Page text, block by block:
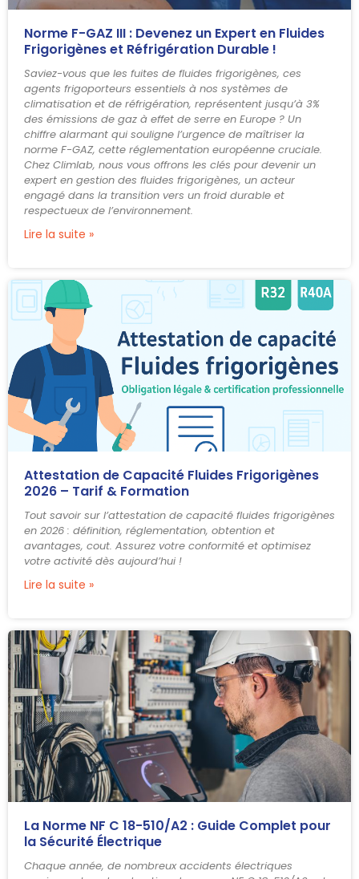
Norme F-GAZ III : Devenez un Expert en Fluides
Frigorigènes et Réfrigération Durable !
Saviez-vous que les fuites de fluides frigorigènes, ces
agents frigoporteurs essentiels à nos systèmes de
climatisation et de réfrigération, représentent jusqu’à 3%
des émissions de gaz à effet de serre en Europe ? Un
chiffre alarmant qui souligne l’urgence de maîtriser la
norme F-GAZ, cette réglementation européenne cruciale.
Chez Climlab, nous vous offrons les clés pour devenir un
expert en gestion des fluides frigorigènes, un acteur
engagé dans la transition vers un froid durable et
respectueux de l’environnement.
Lire la suite »
Attestation de Capacité Fluides Frigorigènes
2026 – Tarif & Formation
Tout savoir sur l’attestation de capacité fluides frigorigènes
en 2026 : définition, réglementation, obtention et
avantages, cout. Assurez votre conformité et optimisez
votre activité dès aujourd’hui !
Lire la suite »
La Norme NF C 18-510/A2 : Guide Complet pour
la Sécurité Électrique
Chaque année, de nombreux accidents électriques